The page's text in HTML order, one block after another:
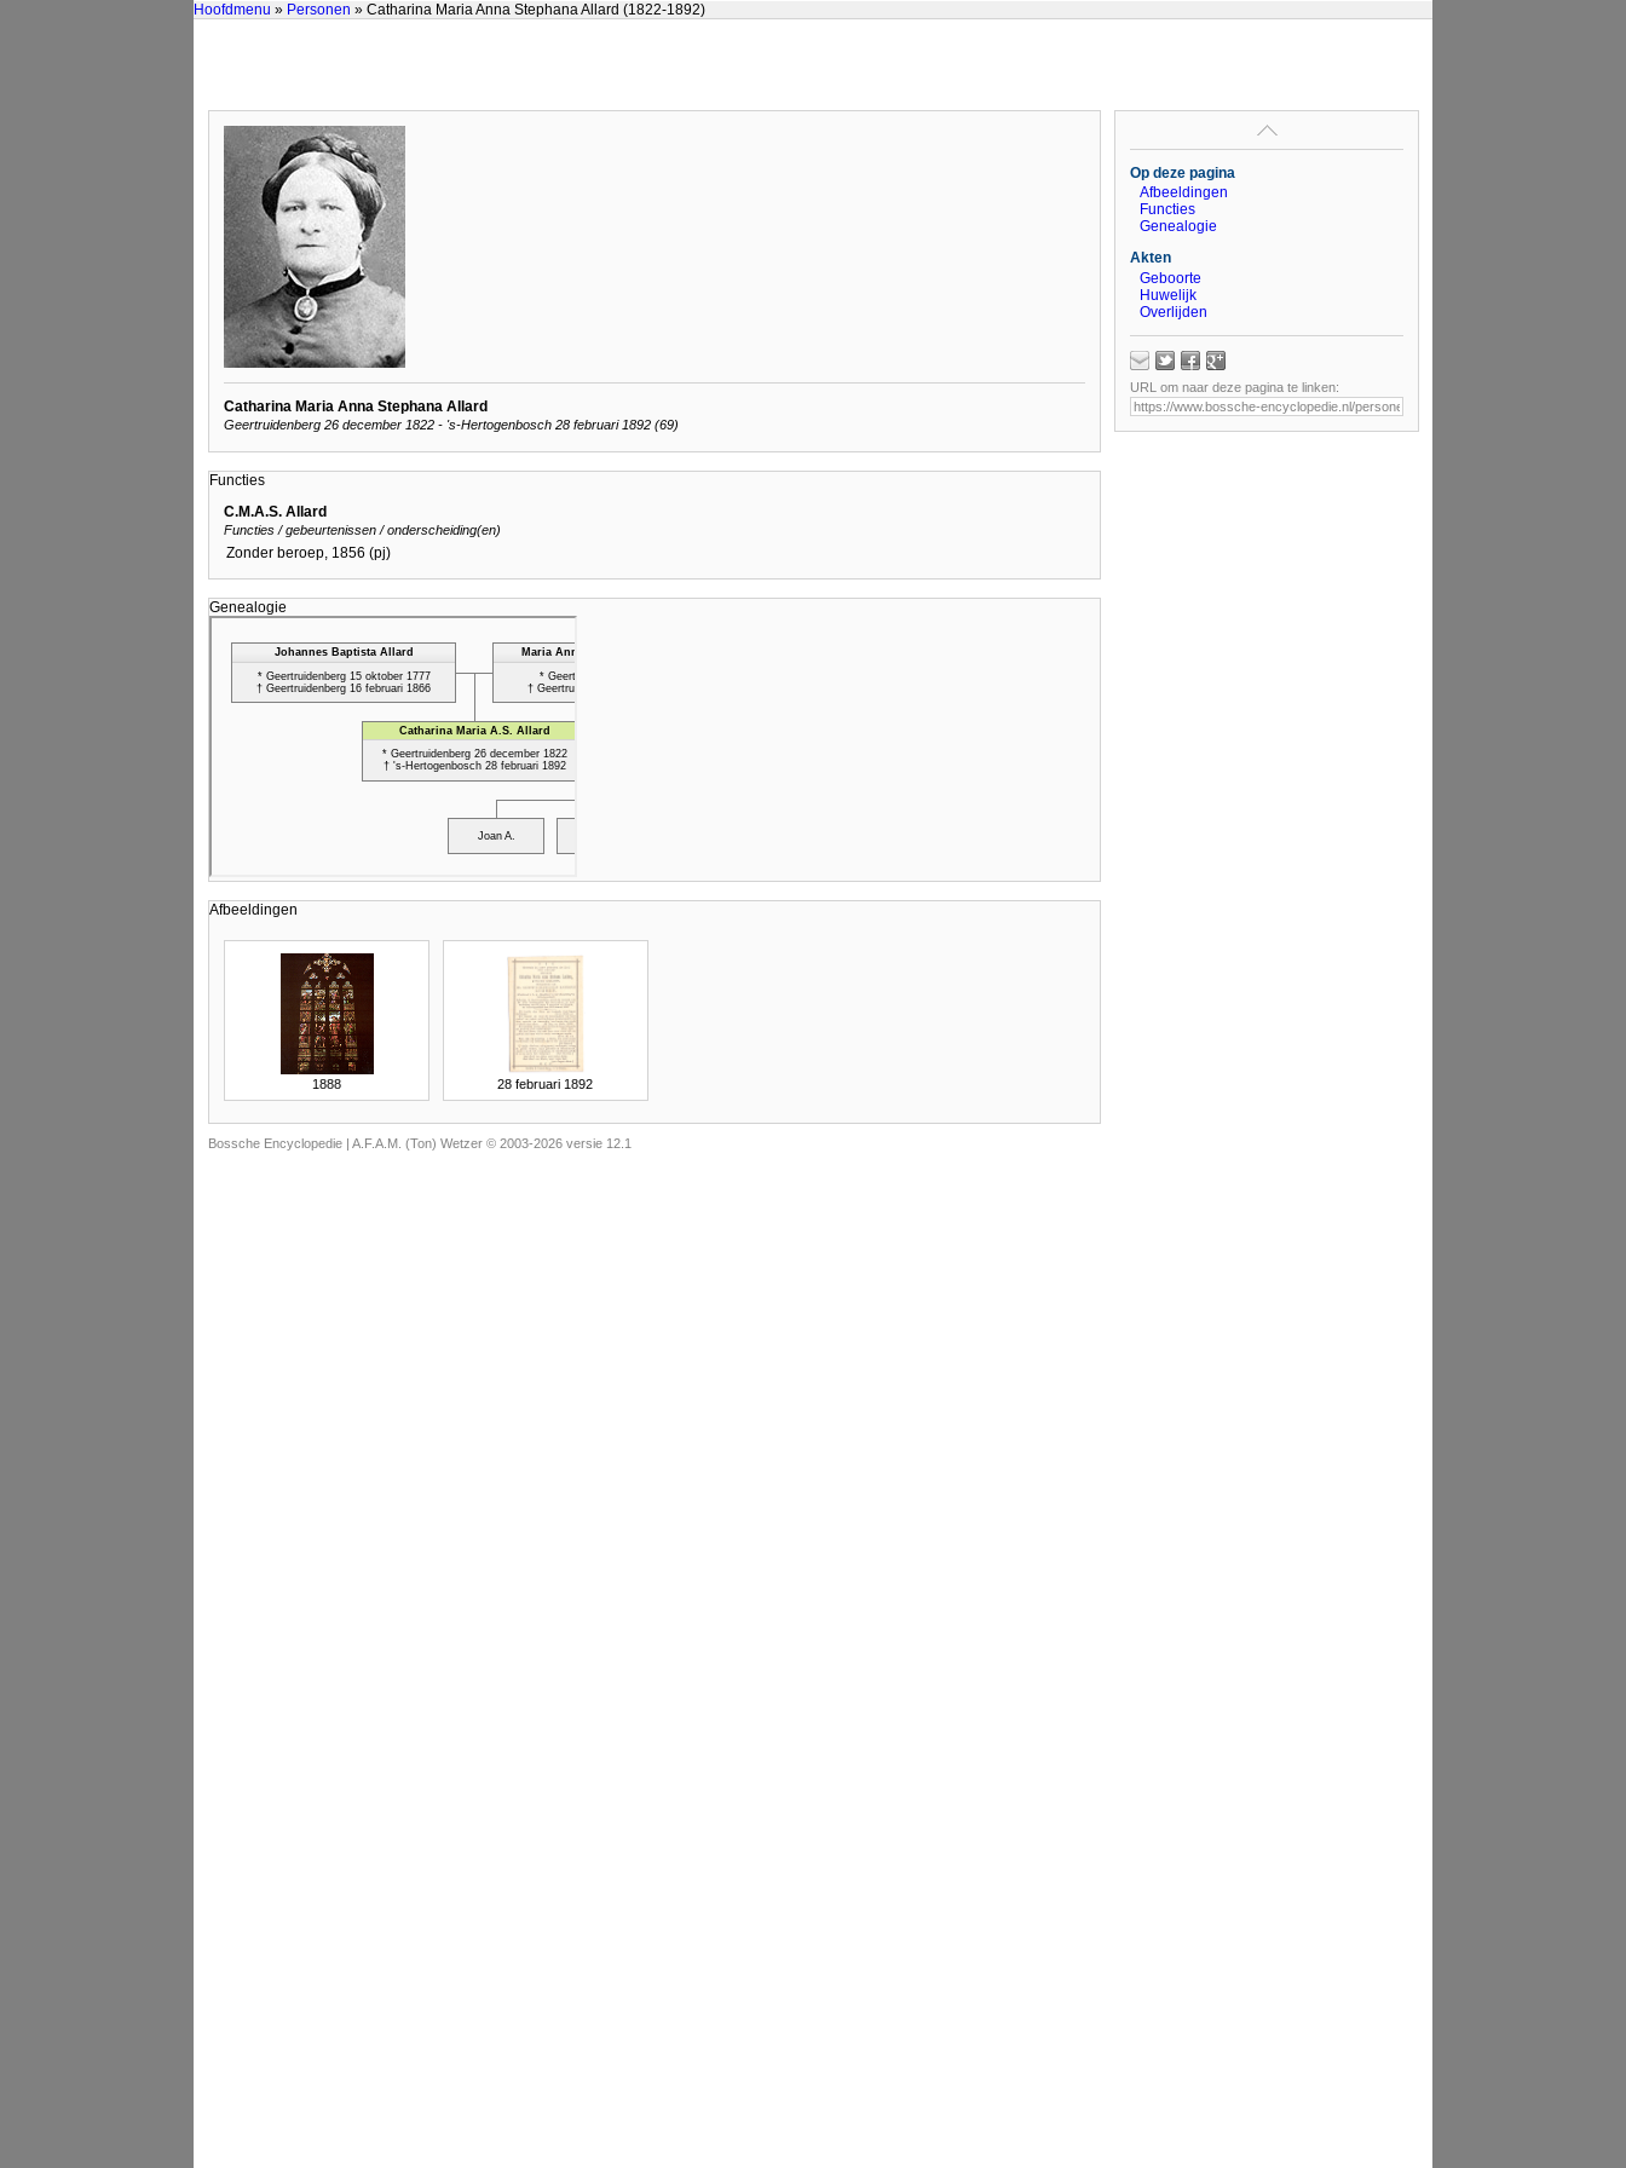
Hoofdmenu » Personen » Catharina Maria Anna Stephana Allard (1822-1892)
Catharina Maria Anna Stephana Allard
Geertruidenberg 26 december 1822 - 's-Hertogenbosch 28 februari 1892 (69)
Functies
C.M.A.S. Allard
Functies / gebeurtenissen / onderscheiding(en)
Zonder beroep, 1856 (pj)
Genealogie
Afbeeldingen
1888 28 februari 1892
Op deze pagina
Afbeeldingen
Functies
Genealogie
Akten
Geboorte
Huwelijk
Overlijden
URL om naar deze pagina te linken:
Bossche Encyclopedie | A.F.A.M. (Ton) Wetzer © 2003-2026 versie 12.1